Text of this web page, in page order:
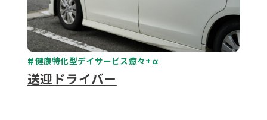
健康特化型デイサービス癒々+α
送迎ドライバー